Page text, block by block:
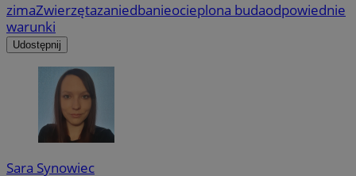
zimaZwierzętazaniedbanieocieplona budaodpowiednie
warunki
Udostępnij
Sara Synowiec